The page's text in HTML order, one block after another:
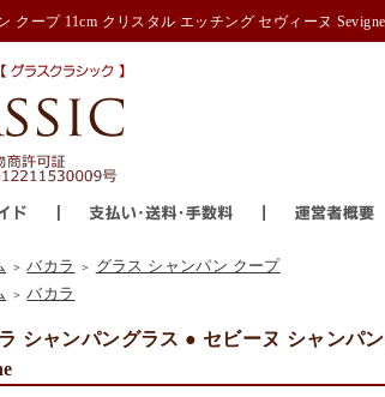
クープ 11cm クリスタル エッチング セヴィーヌ Sevigne
＞ バカラ ＞
グラス シャンパン クープ
＞ バカラ
シャンパングラス ● セビーヌ シャンパ